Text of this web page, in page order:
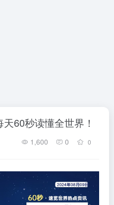
60秒读懂全世界！
1,600 0 0